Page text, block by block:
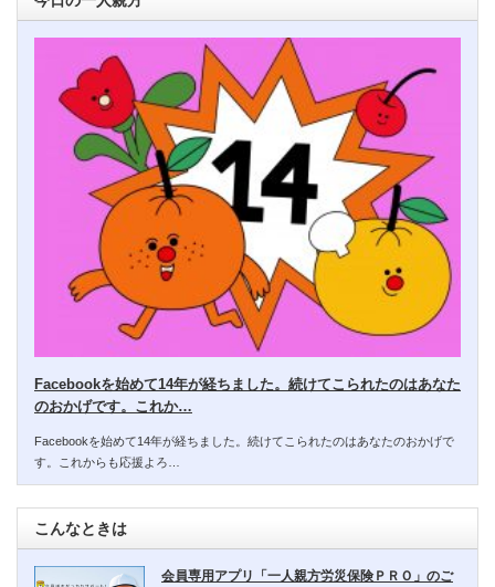
Facebookを始めて14年が経ちました。続けてこられたのはあなた
のおかげです。これか…
Facebookを始めて14年が経ちました。続けてこられたのはあなたのおかげで
す。これからも応援よろ…
こんなときは
会員専用アプリ「一人親方労災保険ＰＲＯ」のご